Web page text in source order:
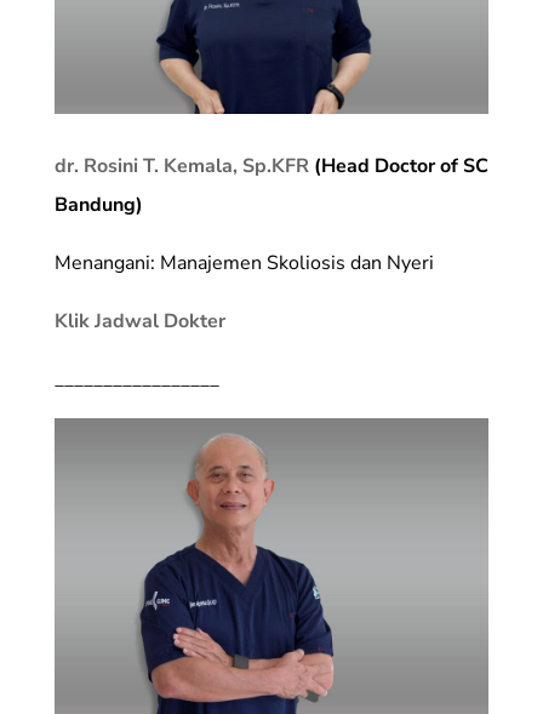
dr. Rosini T. Kemala, Sp.KFR(Head Doctor of SC
Bandung)
Menangani: Manajemen Skoliosis dan Nyeri
Klik Jadwal Dokter
_________________